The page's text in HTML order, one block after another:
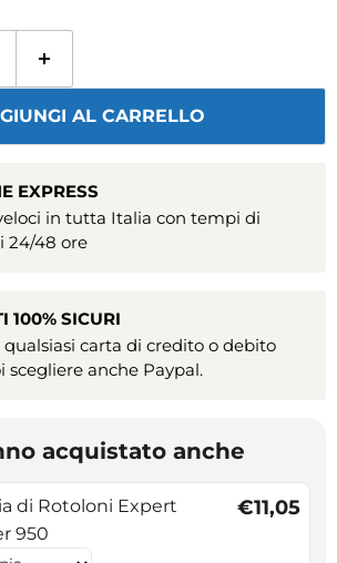
AL CARRELLO
EXPRESS
in tutta Italia con tempi di
24/48 ore
100% SICURI
carta di credito o debito
scegliere anche Paypal.
acquistato anche
di Rotoloni Expert
950
€11,05